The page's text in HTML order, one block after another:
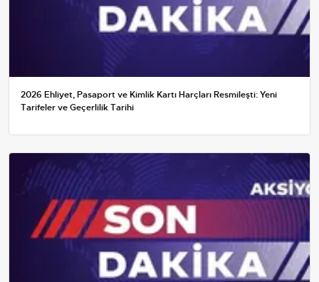
2026 Ehliyet, Pasaport ve Kimlik Kartı Harçları Resmileşti: Yeni
Tarifeler ve Geçerlilik Tarihi